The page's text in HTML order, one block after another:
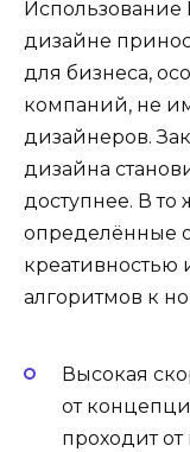
Использование
дизайне
для бизнеса,
компаний, не
дизайнеров.
дизайна
доступнее. В то
определённые
креативностью
алгоритмов к
Высокая
от
проходит